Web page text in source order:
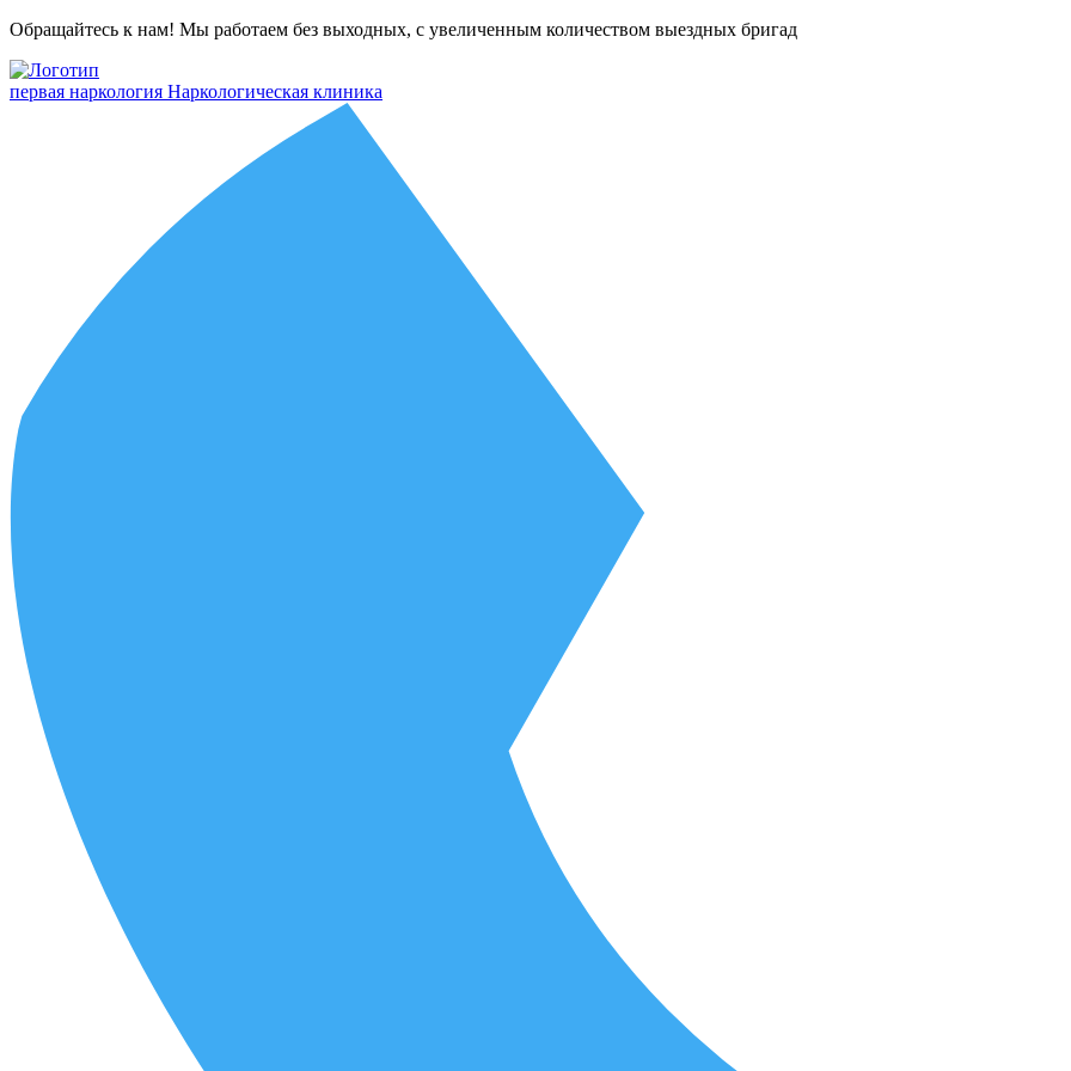
Обращайтесь к нам! Мы работаем без выходных, с увеличенным количеством выездных бригад
первая наркология Наркологическая клиника